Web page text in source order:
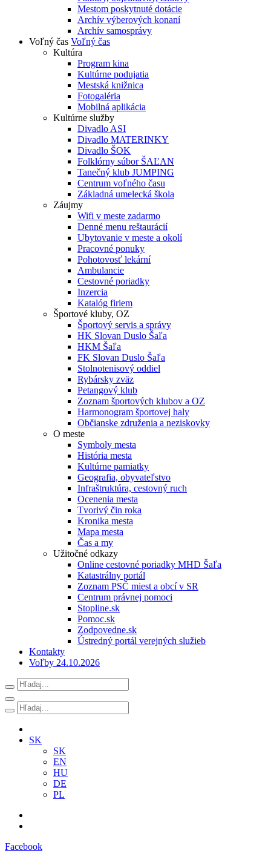
Mestom poskytnuté dotácie
Archív výberových konaní
Archív samosprávy
Voľný čas Voľný čas
Kultúra
Program kina
Kultúrne podujatia
Mestská knižnica
Fotogaléria
Mobilná aplikácia
Kultúrne služby
Divadlo ASI
Divadlo MATERINKY
Divadlo ŠOK
Folklórny súbor ŠAĽAN
Tanečný klub JUMPING
Centrum voľného času
Základná umelecká škola
Záujmy
Wifi v meste zadarmo
Denné menu reštaurácií
Ubytovanie v meste a okolí
Pracovné ponuky
Pohotovosť lekární
Ambulancie
Cestovné poriadky
Inzercia
Katalóg firiem
Športové kluby, OZ
Športový servis a správy
HK Slovan Duslo Šaľa
HKM Šaľa
FK Slovan Duslo Šaľa
Stolnotenisový oddiel
Rybársky zväz
Petangový klub
Zoznam športových klubov a OZ
Harmonogram športovej haly
Občianske združenia a neziskovky
O meste
Symboly mesta
História mesta
Kultúrne pamiatky
Geografia, obyvateľstvo
Infraštruktúra, cestovný ruch
Ocenenia mesta
Tvorivý čin roka
Kronika mesta
Mapa mesta
Čas a my
Užitočné odkazy
Online cestovné poriadky MHD Šaľa
Katastrálny portál
Zoznam PSČ miest a obcí v SR
Centrum právnej pomoci
Stopline.sk
Pomoc.sk
Zodpovedne.sk
Ústredný portál verejných služieb
Kontakty
Voľby 24.10.2026
SK
SK
EN
HU
DE
PL
Facebook